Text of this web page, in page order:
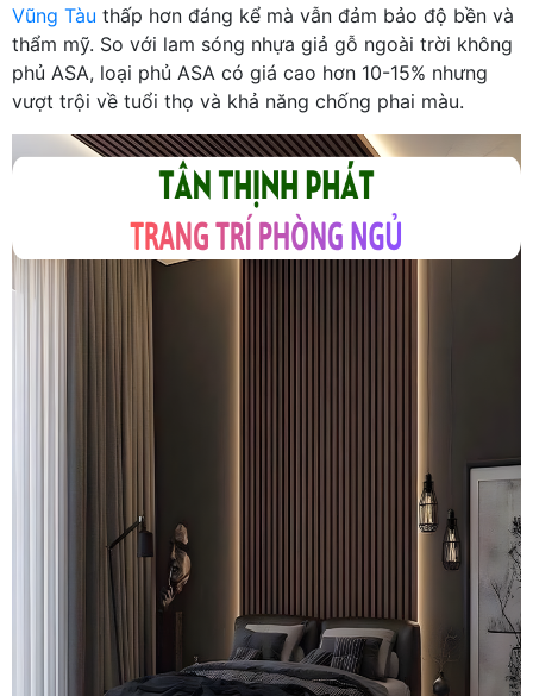
Vũng Tàu thấp hơn đáng kể mà vẫn đảm bảo độ bền và
thẩm mỹ. So với lam sóng nhựa giả gỗ ngoài trời không
phủ ASA, loại phủ ASA có giá cao hơn 10-15% nhưng
vượt trội về tuổi thọ và khả năng chống phai màu.